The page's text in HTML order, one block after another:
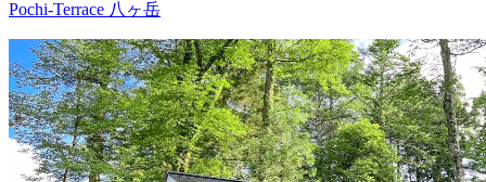
Pochi-Terrace 八ヶ岳